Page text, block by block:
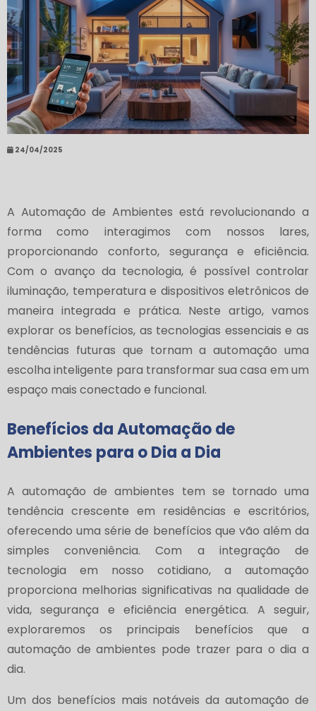
24/04/2025
A Automação de Ambientes está revolucionando a
forma como interagimos com nossos lares,
proporcionando conforto, segurança e eficiência.
Com o avanço da tecnologia, é possível controlar
iluminação, temperatura e dispositivos eletrônicos de
maneira integrada e prática. Neste artigo, vamos
explorar os benefícios, as tecnologias essenciais e as
tendências futuras que tornam a automação uma
escolha inteligente para transformar sua casa em um
espaço mais conectado e funcional.
Benefícios da Automação de
Ambientes para o Dia a Dia
A automação de ambientes tem se tornado uma
tendência crescente em residências e escritórios,
oferecendo uma série de benefícios que vão além da
simples conveniência. Com a integração de
tecnologia em nosso cotidiano, a automação
proporciona melhorias significativas na qualidade de
vida, segurança e eficiência energética. A seguir,
exploraremos os principais benefícios que a
automação de ambientes pode trazer para o dia a
dia.
Um dos benefícios mais notáveis da automação de